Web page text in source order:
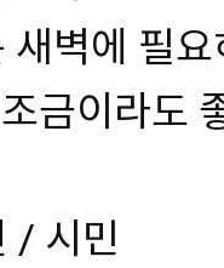
벽에 필
금이라도
/ 시민